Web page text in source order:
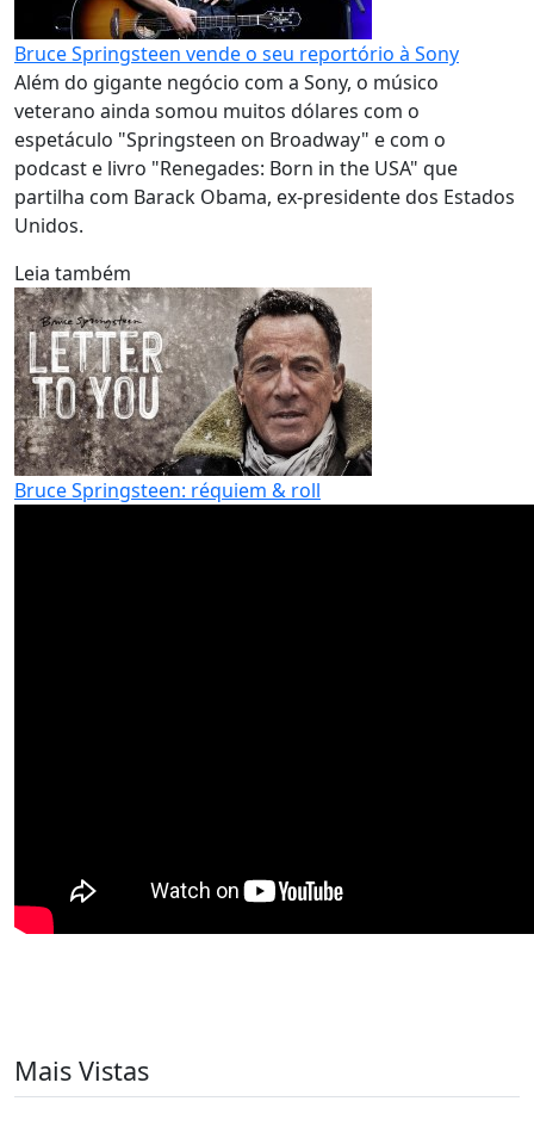
Bruce Springsteen vende o seu reportório à Sony
Além do gigante negócio com a Sony, o músico
veterano ainda somou muitos dólares com o
espetáculo "Springsteen on Broadway" e com o
podcast e livro "Renegades: Born in the USA" que
partilha com Barack Obama, ex-presidente dos Estados
Unidos.
Leia também
Bruce Springsteen: réquiem & roll
Mais Vistas